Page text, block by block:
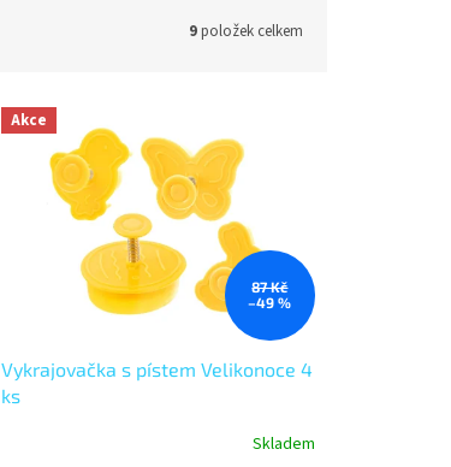
9položek celkem
Akce
87 Kč
–49 %
Vykrajovačka s pístem Velikonoce 4
ks
Skladem